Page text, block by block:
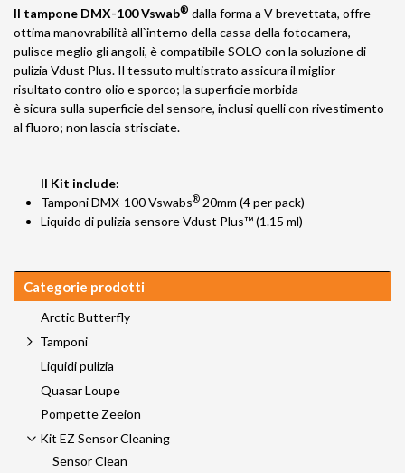
Il tampone DMX-100 Vswab® dalla forma a V brevettata, offre
ottima manovrabilità all`interno della cassa della fotocamera,
pulisce meglio gli angoli, è compatibile SOLO con la soluzione di
pulizia Vdust Plus. Il tessuto multistrato assicura il miglior
risultato contro olio e sporco; la superficie morbida
è sicura sulla superficie del sensore, inclusi quelli con rivestimento
al fluoro; non lascia strisciate.
Il Kit include:
Tamponi DMX-100 Vswabs® 20mm (4 per pack)
Liquido di pulizia sensore Vdust Plus™ (1.15 ml)
Categorie prodotti
Arctic Butterfly
Tamponi
Liquidi pulizia
Quasar Loupe
Pompette Zeeion
Kit EZ Sensor Cleaning
Sensor Clean